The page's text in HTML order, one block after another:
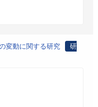
変動に関する研究
研